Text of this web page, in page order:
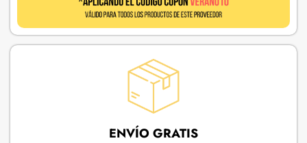
ENVÍO GRATIS